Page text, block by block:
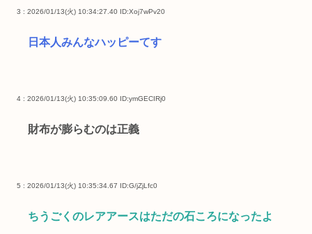
3 : 2026/01/13(火) 10:34:27.40 ID:Xoj7wPv20
日本人みんなハッピーてす
4 : 2026/01/13(火) 10:35:09.60 ID:ymGECIRj0
財布が膨らむのは正義
5 : 2026/01/13(火) 10:35:34.67 ID:G/jZjLfc0
ちうごくのレアアースはただの石ころになったよ